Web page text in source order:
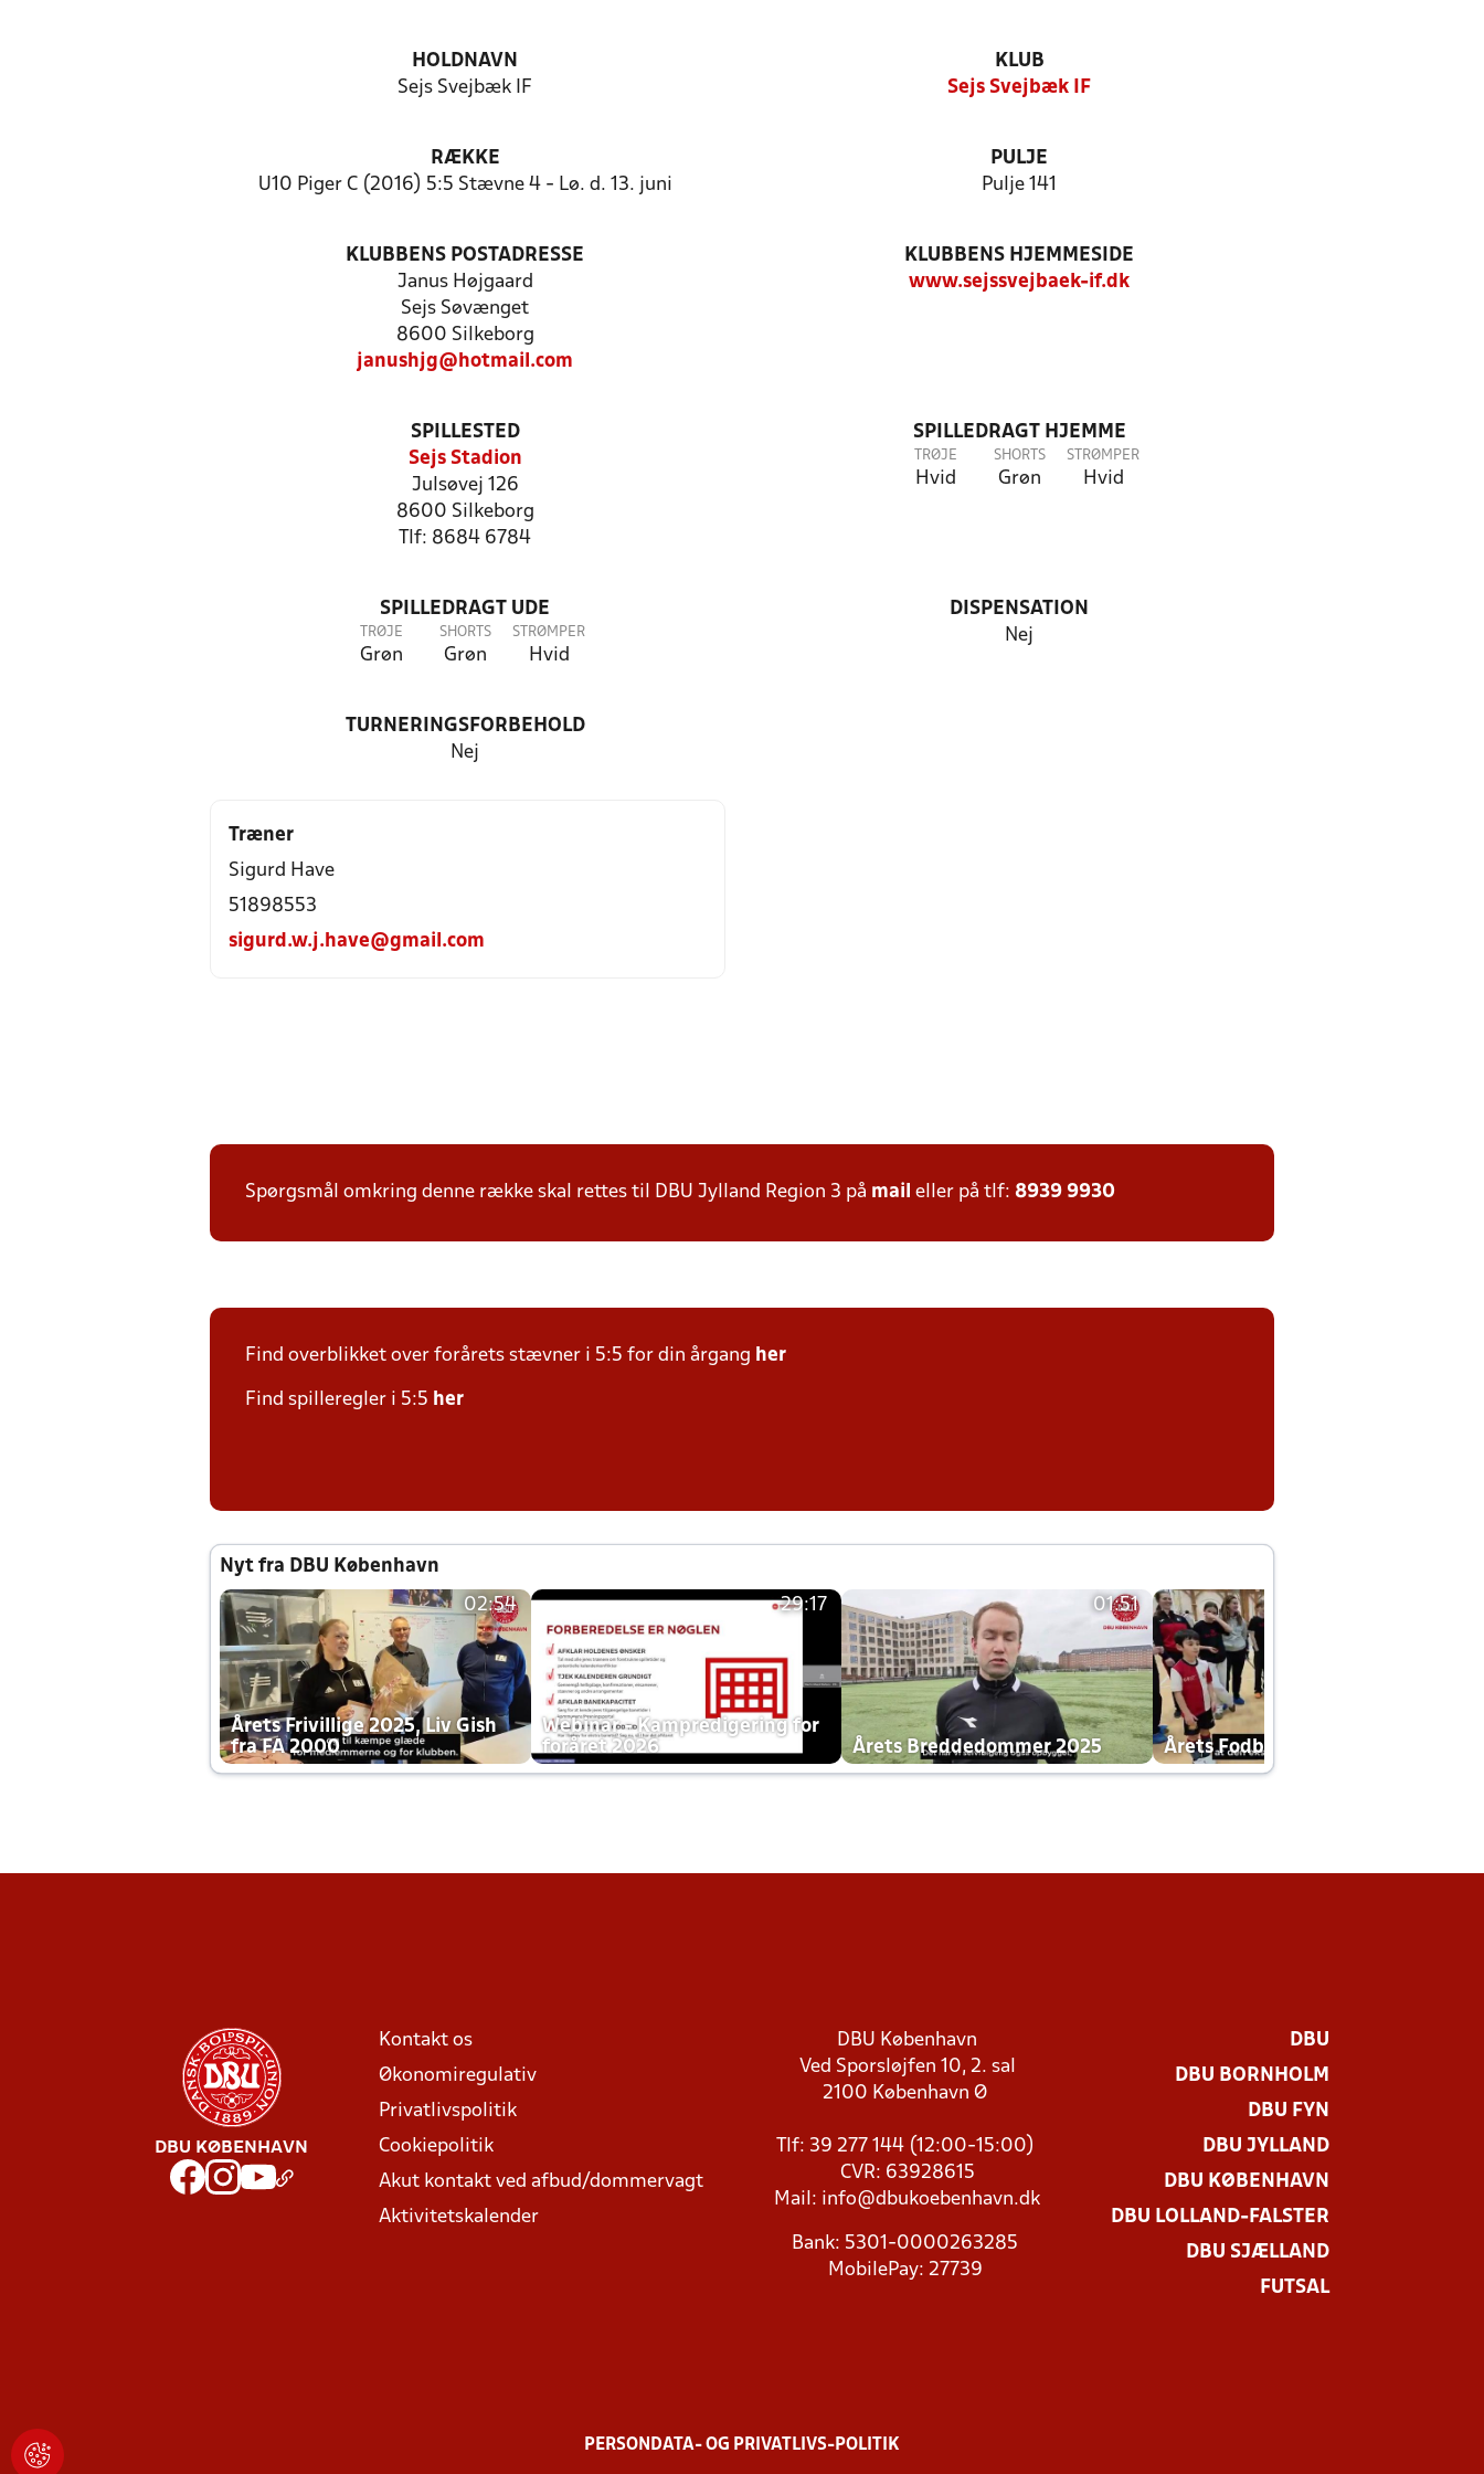
HOLDNAVN
Sejs Svejbæk IF
KLUB
Sejs Svejbæk IF
RÆKKE
U10 Piger C (2016) 5:5 Stævne 4 - Lø. d. 13. juni
PULJE
Pulje 141
KLUBBENS POSTADRESSE
Janus Højgaard
Sejs Søvænget
8600 Silkeborg
janushjg@hotmail.com
KLUBBENS HJEMMESIDE
www.sejssvejbaek-if.dk
SPILLESTED
Sejs Stadion
Julsøvej 126
8600 Silkeborg
Tlf: 8684 6784
SPILLEDRAGT HJEMME
TRØJE
Hvid
SHORTS
Grøn
STRØMPER
Hvid
SPILLEDRAGT UDE
TRØJE
Grøn
SHORTS
Grøn
STRØMPER
Hvid
DISPENSATION
Nej
TURNERINGSFORBEHOLD
Nej
Træner
Sigurd Have
51898553
sigurd.w.j.have@gmail.com
Spørgsmål omkring denne række skal rettes til DBU Jylland Region 3 på mail eller på tlf: 8939 9930
Find overblikket over forårets stævner i 5:5 for din årgang her
Find spilleregler i 5:5 her
Nyt fra DBU København
02:54
Årets Frivillige 2025, Liv Gish
fra FA 2000
29:17
Webinar - Kampredigering for
foråret 2026
01:51
Årets Breddedommer 2025 Årets Fodboldklub 2025 mp4
DBU KØBENHAVN
Kontakt os
Økonomiregulativ
Privatlivspolitik
Cookiepolitik
Akut kontakt ved afbud/dommervagt
Aktivitetskalender
DBU København
Ved Sporsløjfen 10, 2. sal
2100 København Ø
Tlf: 39 277 144 (12:00-15:00)
CVR: 63928615
Mail: info@dbukoebenhavn.dk
Bank: 5301-0000263285
MobilePay: 27739
DBU
DBU BORNHOLM
DBU FYN
DBU JYLLAND
DBU KØBENHAVN
DBU LOLLAND-FALSTER
DBU SJÆLLAND
FUTSAL
PERSONDATA- OG PRIVATLIVS-POLITIK